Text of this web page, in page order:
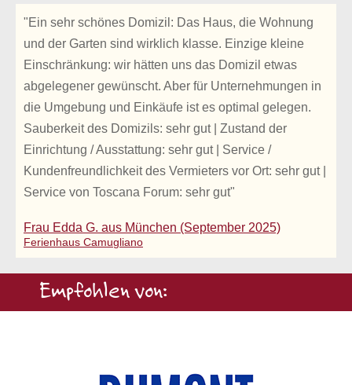
"Ein sehr schönes Domizil: Das Haus, die Wohnung
und der Garten sind wirklich klasse. Einzige kleine
Einschränkung: wir hätten uns das Domizil etwas
abgelegener gewünscht. Aber für Unternehmungen in
die Umgebung und Einkäufe ist es optimal gelegen.
Sauberkeit des Domizils: sehr gut | Zustand der
Einrichtung / Ausstattung: sehr gut | Service /
Kundenfreundlichkeit des Vermieters vor Ort: sehr gut |
Service von Toscana Forum: sehr gut"
Frau Edda G. aus München (September 2025)
Ferienhaus Camugliano
Empfohlen von: